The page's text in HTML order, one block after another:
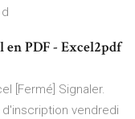
PDF - Excel2pdf
[Fermé] Signaler.
vendredi